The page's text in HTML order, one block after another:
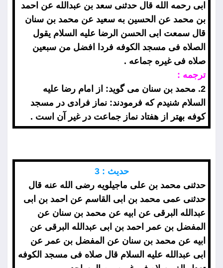
ابى رحمه الله قال حدثنى سعد بن عبدالله عن احمد
بن محمد عن الحسين به سعيد عن محمد بن سنان
قال سمعت ابى الحسن الرضا عليه السلام يقول
الصلاه فى مسجد الكوفه فردا افضل من سبعين
صلاه فى غيره جماعه .
ترجمه :
2. محمد بن سنان مى گويد: از امام رضا عليه
السلام شنيدم كه فرمودند: نماز فرادى در مسجد
كوفه بهتر از هفتاد نماز جماعت در غير آن است .
حديث : 3
حدثنى محمد بن على ماجيلويه رضى الله عنه قال
حدثنى عمى محمد بن ابى القاسم عن احمد بن ابى
عبدالله البرقى عن ابيه عن محمد بن سنان عن
المفضل بن عمر احمد بن ابى عبدالله البرقى عن
ابيه عن محمد بن سنان عن المفضل بن عمر عن
ابى عبدالله عليه السلام قال صلاه فى مسجد الكوفه